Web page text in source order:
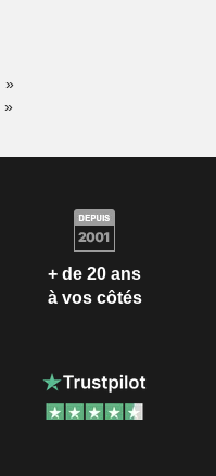
+ de 20 ans
à vos côtés